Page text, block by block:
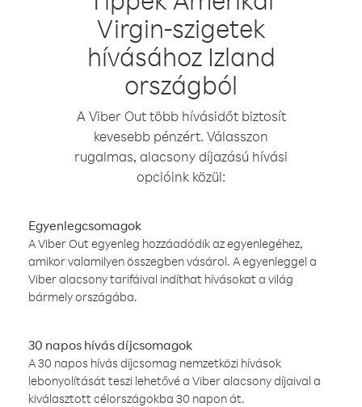
Virgin-szigetek
hívásához Izland
országból
A Viber Out több hívásidőt biztosít
kevesebb pénzért. Válasszon
rugalmas, alacsony díjazású hívási
opcióink közül:
Egyenlegcsomagok
A Viber Out egyenleg hozzáadódik az egyenlegéhez,
amikor valamilyen összegben vásárol. A egyenleggel a
Viber alacsony tarifáival indíthat hívásokat a világ
bármely országába.
30 napos hívás díjcsomagok
A 30 napos hívás díjcsomag nemzetközi hívások
lebonyolítását teszi lehetővé a Viber alacsony díjaival a
kiválasztott célországokba 30 napon át.